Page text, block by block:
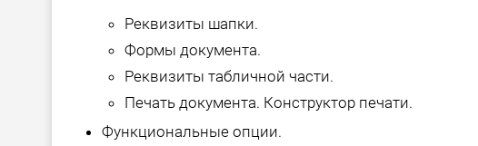
Реквизиты шапки.
Формы документа.
Реквизиты табличной части.
Печать документа. Конструктор печати.
Функциональные опции.